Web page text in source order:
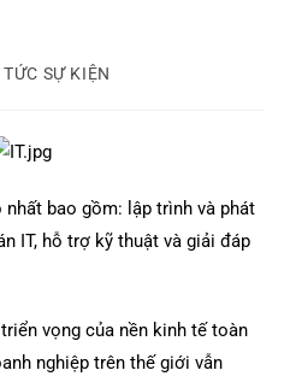
SỰ KIỆN
bao gồm: lập trình và phát
IT, hỗ trợ kỹ thuật và giải đáp
vọng của nền kinh tế toàn
nghiệp trên thế giới vẫn